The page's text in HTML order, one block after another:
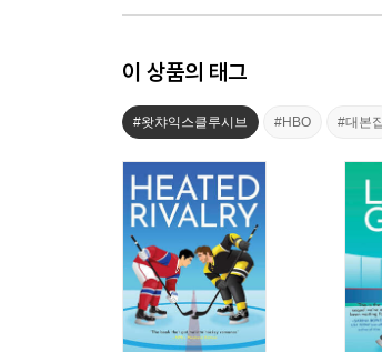
이 상품의 태그
#왓챠익스클루시브 #HBO #대본집